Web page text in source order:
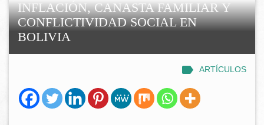
INFLACIÓN, CANASTA FAMILIAR Y
CONFLICTIVIDAD SOCIAL EN
BOLIVIA
ARTÍCULOS